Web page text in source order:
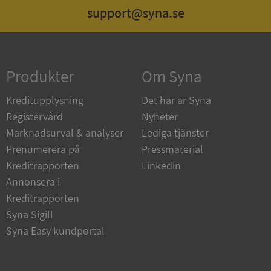
support@syna.se
Produkter
Kreditupplysning
Registervård
Marknadsurval & analyser
Prenumerera på
Kreditrapporten
Annonsera i
Kreditrapporten
Syna Sigill
Syna Easy kundportal
Om Syna
Det här är Syna
Nyheter
Lediga tjänster
Pressmaterial
Linkedin
Strikt nödvändiga kakor tillåter
kärnwebbplatsfunktioner som användarinloggning
och kontohantering. Webbplatsen kan inte
användas ordentligt utan strikt nödvändiga cookies.
Namn
Leverantör
Domän
Microsoft
Corporation